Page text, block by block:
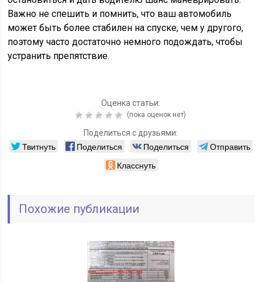
Важно не спешить и помнить, что ваш автомобиль
может быть более стабилен на спуске, чем у другого,
поэтому часто достаточно немного подождать, чтобы
устранить препятствие.
Оценка статьи:
(пока оценок нет)
Поделиться с друзьями:
Твитнуть Поделиться Поделиться
Отправить
Класснуть
Похожие публикации